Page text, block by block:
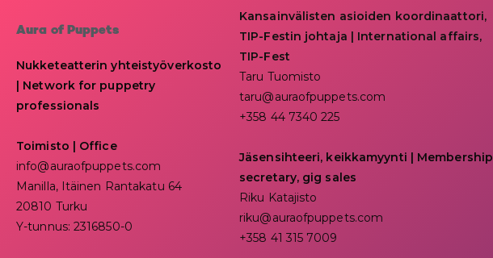
Aura of Puppets
Nukketeatterin yhteistyöverkosto
| Network for puppetry
professionals
Toimisto | Office
info@auraofpuppets.com
Manilla, Itäinen Rantakatu 64
20810 Turku
Y-tunnus: 2316850-0
Kansainvälisten asioiden koordinaattori,
TIP-Festin johtaja | International affairs,
TIP-Fest
Taru Tuomisto
taru@auraofpuppets.com
+358 44 7340 225
Jäsensihteeri, keikkamyynti | Membership
secretary, gig sales
Riku Katajisto
riku@auraofpuppets.com
+358 41 315 7009